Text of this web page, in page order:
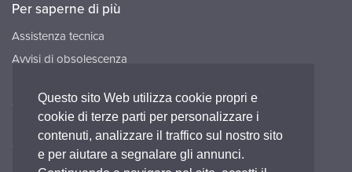
Questo sito Web utilizza cookie propri e
cookie di terze parti per personalizzare i
contenuti, analizzare il traffico sul nostro sito
e per aiutare a segnalare gli annunci.
Per saperne di più
Assistenza tecnica
Avvisi di obsolescenza
Opportunità di lavoro
Connettiti con noi